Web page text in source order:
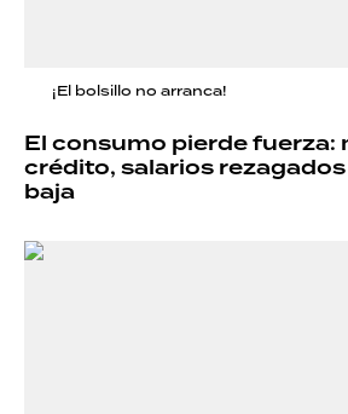
¡El bolsillo no arranca!
El consumo pierde fuerza:
crédito, salarios
baja